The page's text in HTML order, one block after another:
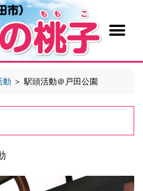
動 ＞駅頭活動＠戸田公園